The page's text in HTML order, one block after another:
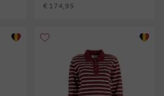
€ 174,95